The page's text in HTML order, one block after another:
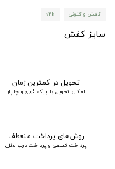
کفش و کتونی v2k
سایز کفش
تحویل در کمترین زمان
امکان تحویل با پیک فوری و چاپار
روش‌های پرداخت منعطف
پرداخت قسطی و پرداخت درب منزل